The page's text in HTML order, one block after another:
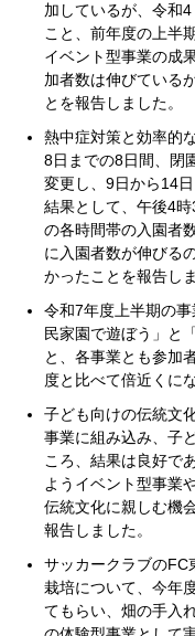
加しているが、令和
こと、前年度の上半
イベント型事業の成
加者数は伸びている
とを報告しました。
熱中症対策と効率的
8日までの8日間、閉
変更し、9日から14
結果として、午後4
の各時間帯の入園者
に入園者数が伸びる
かったことを報告し
令和7年度上半期の
民家園で遊ぼう」と
と、各事業とも参加
度と比べて倍近くに
子ども向けの伝統文
事業に組み込み、子
ころ、結果は良好で
ようイベント型事業
伝統文化に親しむ機
報告しました。
サッカークラブのFC
栽培について、今年
てもらい、畑の手入